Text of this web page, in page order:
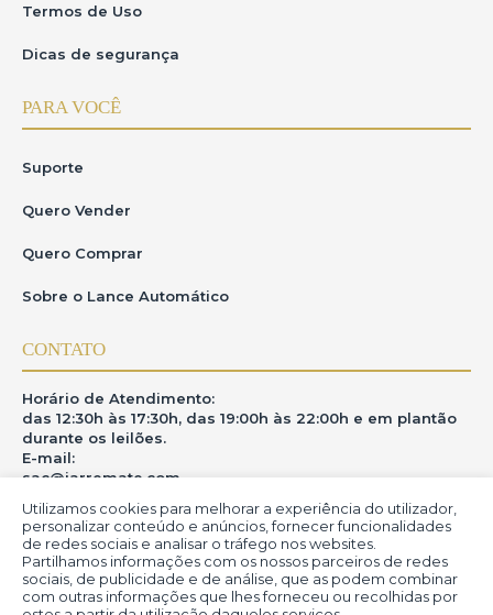
Utilizamos cookies para melhorar a experiência do utilizador,
personalizar conteúdo e anúncios, fornecer funcionalidades
de redes sociais e analisar o tráfego nos websites.
Partilhamos informações com os nossos parceiros de redes
sociais, de publicidade e de análise, que as podem combinar
com outras informações que lhes forneceu ou recolhidas por
Termos de Uso
Dicas de segurança
PARA VOCÊ
Suporte
Quero Vender
Quero Comprar
Sobre o Lance Automático
CONTATO
Horário de Atendimento:
das 12:30h às 17:30h, das 19:00h às 22:00h e em plantão
durante os leilões.
E-mail:
sac@iarremate.com
ONDE ESTAMOS
R. Heitor Modesto, 28 - Estação São Lourenço - MG
CEP: 37470-000